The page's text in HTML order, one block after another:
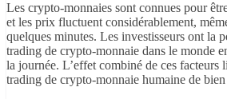
Les crypto-monnaies sont connues pour
et les prix fluctuent considérablement,
quelques minutes. Les investisseurs ont la
trading de crypto-monnaie dans le monde
la journée. L’effet combiné de ces facteurs
trading de crypto-monnaie humaine de bien